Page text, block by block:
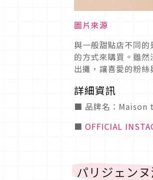
圖片來源
與一般甜點店不同
的方式來購買。雖
出攤，讓喜愛的粉絲
詳細資訊
■ 品牌名：Maison
■ OFFICIAL
パリジェン